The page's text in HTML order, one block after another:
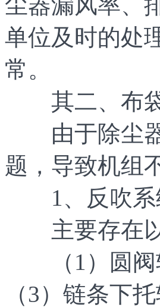
尘器漏风率、
单位及时的处
常。
其二、布袋
由于除尘器
题，导致机组
1、反吹系
主要存在以
（1）圆阀
（3）链条下